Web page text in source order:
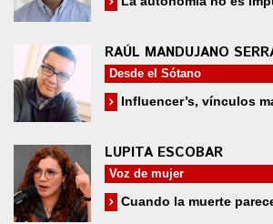
RAÚL MANDUJANO
Desde el Sótano
Influencer’s, vínculos
LUPITA ESCOBAR
Voz de mujer
Cuando la muerte